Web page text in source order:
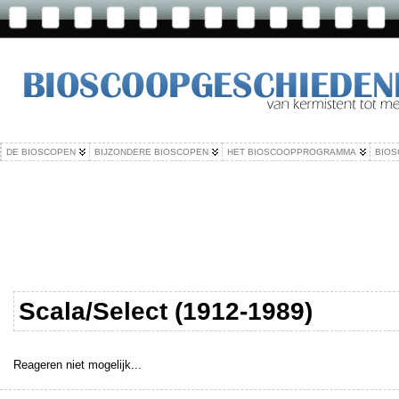
DE BIOSCOPEN BIJZONDERE BIOSCOPEN HET BIOSCOOPPROGRAMMA
Scala/Select (1912-1989)
Reageren niet mogelijk...